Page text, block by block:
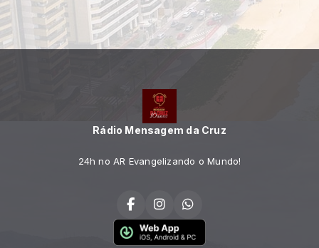
Rádio Mensagem da Cruz
24h no AR Evangelizando o Mundo!